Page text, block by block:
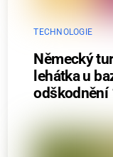
TECHNOLOGIE
Německý
lehátka u
odškodnění